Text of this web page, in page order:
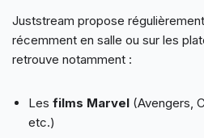
Juststream propose
récemment en salle ou sur les
retrouve notamment :
Les films Marvel (Avengers,
etc.)